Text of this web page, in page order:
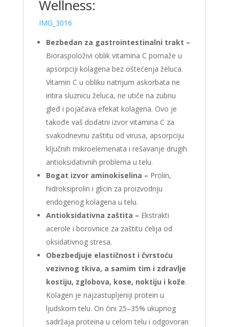
Wellness:
IMG_3016
Bezbedan za gastrointestinalni trakt –
Bioraspoloživi oblik vitamina C pomaže u
apsorpciji kolagena bez oštećenja želuca.
Vitamin C u obliku natrijum askorbata ne
iritira sluznicu želuca, ne utiče na zubnu
gleđ i pojačava efekat kolagena. Ovo je
takođe vaš dodatni izvor vitamina C za
svakodnevnu zaštitu od virusa, apsorpciju
ključnih mikroelemenata i rešavanje drugih
antioksidativnih problema u telu.
Bogat izvor aminokiselina – Prolin,
hidroksiprolin i glicin za proizvodnju
endogenog kolagena u telu.
Antioksidativna zaštita – Ekstrakti
acerole i borovnice za zaštitu ćelija od
oksidativnog stresa.
Obezbedjuje elastičnost i čvrstoću
vezivnog tkiva, a samim tim i zdravlje
kostiju, zglobova, kose, noktiju i kože.
Kolagen je najzastupljeniji protein u
ljudskom telu. On čini 25–35% ukupnog
sadržaja proteina u celom telu i odgovoran